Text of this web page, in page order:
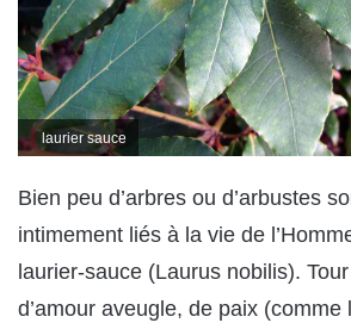
laurier sauce
Bien peu d’arbres ou d’arbustes
intimement liés à la vie de
laurier-sauce (Laurus nobilis).
d’amour aveugle, de paix (comme